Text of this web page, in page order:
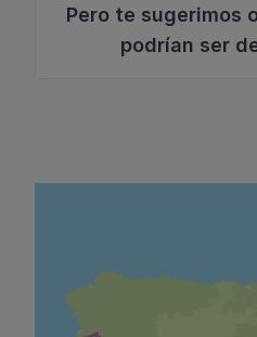
Pero te sugerimos
podrían ser